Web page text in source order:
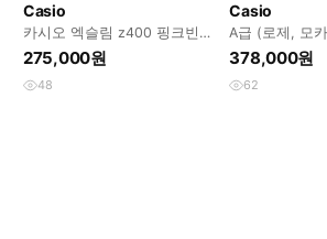
Casio
카시오 엑슬림 z400 핑크빈티
지디카 딸기우유
275,000원
48
Casio
A급 (로제, 모
오 엑슬림
378,000원
62